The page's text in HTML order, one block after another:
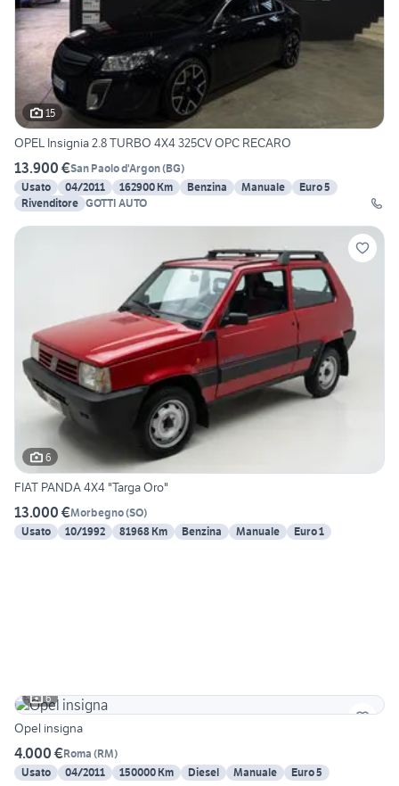
15
OPEL Insignia 2.8 TURBO 4X4 325CV OPC RECARO
13.900 €San Paolo d'Argon(BG)
Usato
04/2011 162900 Km Benzina Manuale
Euro 5
Rivenditore GOTTI AUTO
6
FIAT PANDA 4X4 "Targa Oro"
13.000 €Morbegno(SO)
Usato
10/1992 81968 Km Benzina Manuale Euro 1
6
Opel insigna
4.000 €Roma (RM)
Usato
04/2011 150000 Km Diesel Manuale
Euro 5